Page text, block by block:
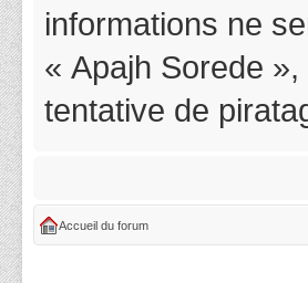
informations ne
« Apajh Sorede
tentative de
Accueil du forum